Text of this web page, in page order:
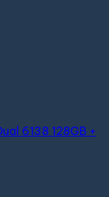
6138 128GB +